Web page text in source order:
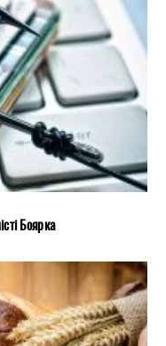
Боярка